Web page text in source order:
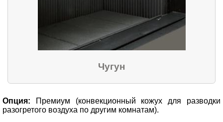
Чугун
Опция: Премиум (конвекционный кожух для разводки
разогретого воздуха по другим комнатам).